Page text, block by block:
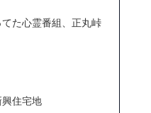
た心霊番組、正丸峠
住宅地